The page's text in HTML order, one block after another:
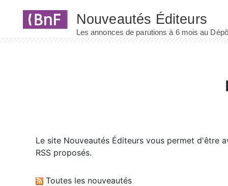
Le site Nouveautés Éditeurs vous permet d'être
RSS proposés.
Toutes les nouveautés